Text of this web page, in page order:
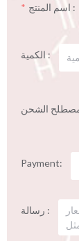
اسم المنتج :
الكمية :
Payment:
رسالة :